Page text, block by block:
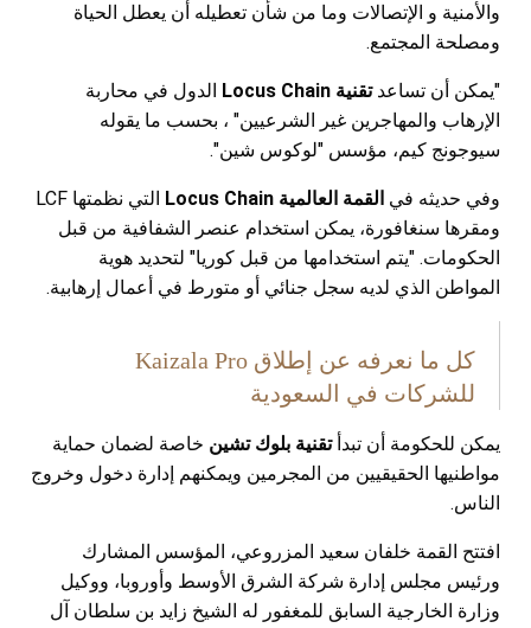
والأمنية و الإتصالات وما من شأن تعطيله أن يعطل الحياة
ومصلحة المجتمع.
"يمكن أن تساعدتقنية Locus Chain
الدول في محاربة
الإرهاب والمهاجرين غير الشرعيين" ، بحسب ما يقوله
سيوجونج كيم، مؤسس "لوكوس شين".
وفي حديثه في القمة العالمية Locus Chain التي نظمتها LCF
ومقرها سنغافورة، يمكن استخدام عنصر الشفافية من قبل
الحكومات. "يتم استخدامها من قبل كوريا" لتحديد هوية
المواطن الذي لديه سجل جنائي أو متورط في أعمال إرهابية.
كل ما نعرفه عن إطلاق Kaizala Pro
للشركات في السعودية
يمكن للحكومة أن تبدأتقنية بلوك تشين خاصة لضمان حماية
مواطنيها الحقيقيين من المجرمين ويمكنهم إدارة دخول وخروج
الناس.
افتتح القمة خلفان سعيد المزروعي، المؤسس المشارك
ورئيس مجلس إدارة شركة الشرق الأوسط وأوروبا، ووكيل
وزارة الخارجية السابق للمغفور له الشيخ زايد بن سلطان آل